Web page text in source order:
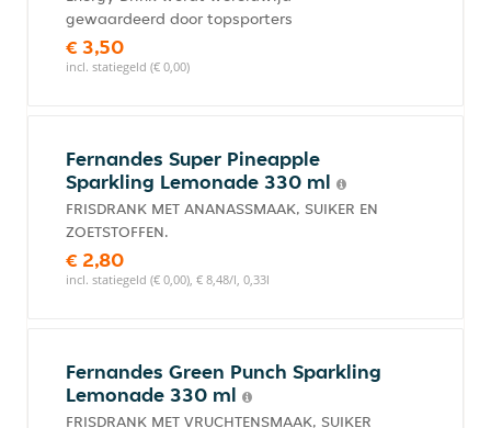
gewaardeerd door topsporters
€ 3,50
incl. statiegeld (€ 0,00)
Fernandes Super Pineapple
Sparkling Lemonade 330 ml
FRISDRANK MET ANANASSMAAK, SUIKER EN
ZOETSTOFFEN.
€ 2,80
incl. statiegeld (€ 0,00), € 8,48/l, 0,33l
Fernandes Green Punch Sparkling
Lemonade 330 ml
FRISDRANK MET VRUCHTENSMAAK, SUIKER